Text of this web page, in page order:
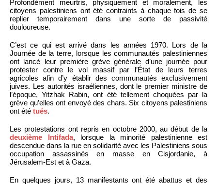
Profondément meurtris, physiquement et moralement, les
citoyens palestiniens ont été contraints à chaque fois de se
replier temporairement dans une sorte de passivité
douloureuse.
C’est ce qui est arrivé dans les années 1970. Lors de la
Journée de la terre, lorsque les communautés palestiniennes
ont lancé leur première grève générale d’une journée pour
protester contre le vol massif par l’État de leurs terres
agricoles afin d’y établir des communautés exclusivement
juives. Les autorités israéliennes, dont le premier ministre de
l’époque, Yitzhak Rabin, ont été tellement choquées par la
grève qu’elles ont envoyé des chars. Six citoyens palestiniens
ont été tués.
Les protestations ont repris en octobre 2000, au début de la
deuxième Intifada, lorsque la minorité palestinienne est
descendue dans la rue en solidarité avec les Palestiniens sous
occupation assassinés en masse en Cisjordanie, à
Jérusalem-Est et à Gaza.
En quelques jours, 13 manifestants ont été abattus et des